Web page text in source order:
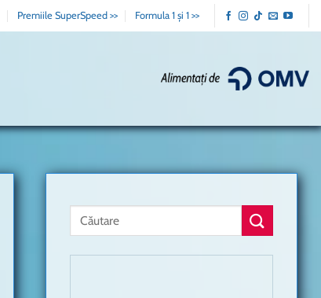
Premiile SuperSpeed >> Formula 1 și 1 >>